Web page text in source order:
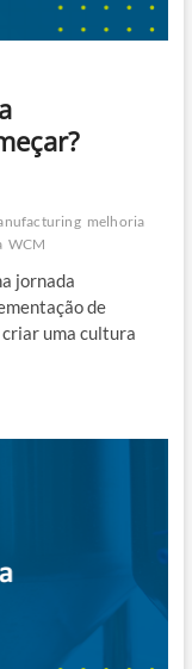
melhoria
WCM
jornada
de
uma cultura